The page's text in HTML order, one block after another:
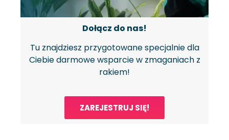
Dołącz do nas!
Tu znajdziesz przygotowane specjalnie dla
Ciebie darmowe wsparcie w zmaganiach z
rakiem!
ZAREJESTRUJ SIĘ!